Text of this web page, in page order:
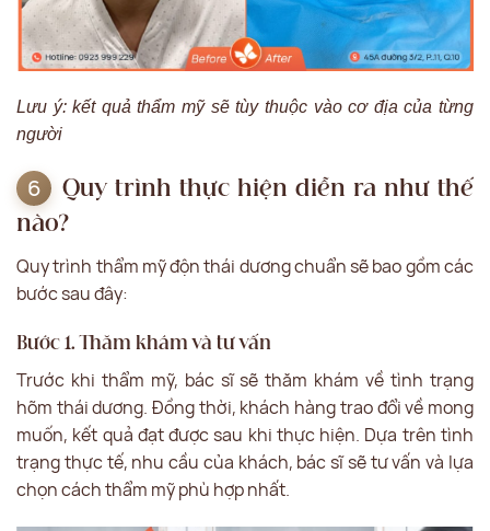
Lưu ý: kết quả thẩm mỹ sẽ tùy thuộc vào cơ địa của từng
người
Quy trình thực hiện diễn ra như thế
nào?
Quy trình thẩm mỹ độn thái dương chuẩn sẽ bao gồm các
bước sau đây:
Bước 1. Thăm khám và tư vấn
Trước khi thẩm mỹ, bác sĩ sẽ thăm khám về tình trạng
hõm thái dương. Đồng thời, khách hàng trao đổi về mong
muốn, kết quả đạt được sau khi thực hiện. Dựa trên tình
trạng thực tế, nhu cầu của khách, bác sĩ sẽ tư vấn và lựa
chọn cách thẩm mỹ phù hợp nhất.